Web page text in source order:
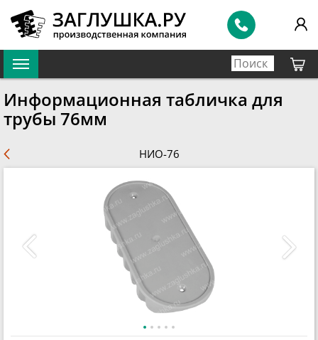
Информационная табличка для
трубы 76мм
НИО-76